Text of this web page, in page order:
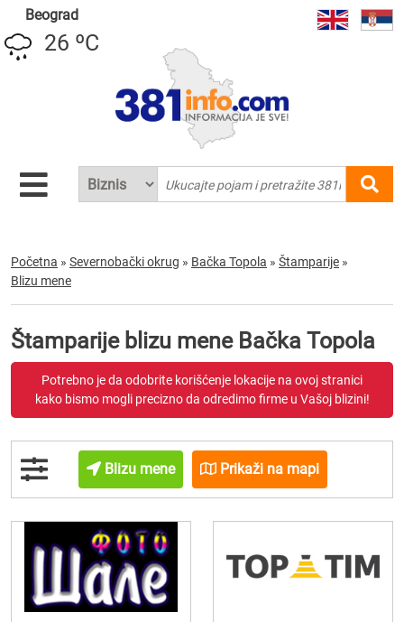
Beograd
26 ºC
Početna » Severnobački okrug » Bačka Topola » Štamparije »
Blizu mene
Štamparije blizu mene Bačka Topola
Potrebno je da odobrite korišćenje lokacije na ovoj stranici
kako bismo mogli precizno da odredimo firme u Vašoj blizini!
Blizu mene Prikaži na mapi